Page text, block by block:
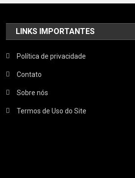
LINKS IMPORTANTES
Política de privacidade
Contato
Sobre nós
Termos de Uso do Site